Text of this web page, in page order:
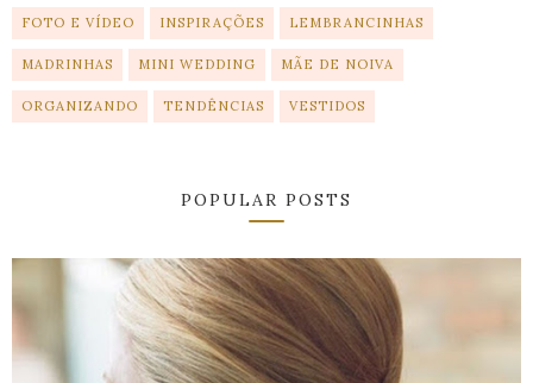
FOTO E VÍDEO INSPIRAÇÕES LEMBRANCINHAS
MADRINHAS MINI WEDDING MÃE DE NOIVA
ORGANIZANDO TENDÊNCIAS VESTIDOS
POPULAR POSTS